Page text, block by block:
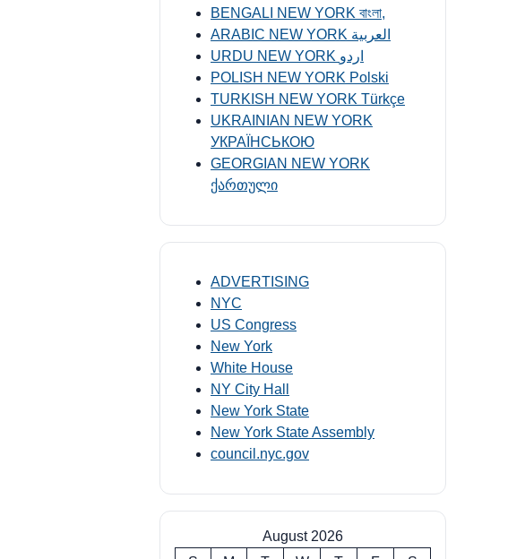
BENGALI NEW YORK বাংলা,
ARABIC NEW YORK العربية
URDU NEW YORK اردو
POLISH NEW YORK Polski
TURKISH NEW YORK Türkçe
UKRAINIAN NEW YORK
УКРАЇНСЬКОЮ
GEORGIAN NEW YORK
ქართული
ADVERTISING
NYC
US Congress
New York
White House
NY City Hall
New York State
New York State Assembly
council.nyc.gov
August 2026